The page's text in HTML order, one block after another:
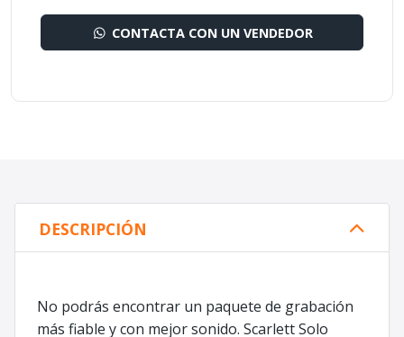
CONTACTA CON UN VENDEDOR
DESCRIPCIÓN
No podrás encontrar un paquete de grabación
más fiable y con mejor sonido. Scarlett Solo